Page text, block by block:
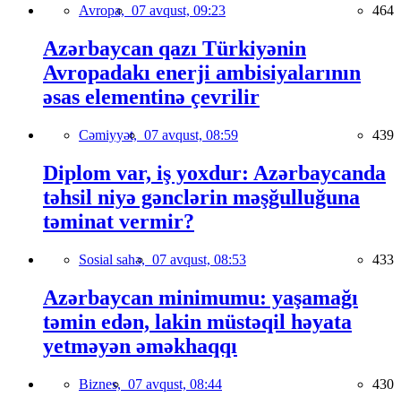
Avropa, 07 avqust, 09:23 464
Azərbaycan qazı Türkiyənin
Avropadakı enerji ambisiyalarının
əsas elementinə çevrilir
Cəmiyyət, 07 avqust, 08:59 439
Diplom var, iş yoxdur: Azərbaycanda
təhsil niyə gənclərin məşğulluğuna
təminat vermir?
Sosial sahə, 07 avqust, 08:53 433
Azərbaycan minimumu: yaşamağı
təmin edən, lakin müstəqil həyata
yetməyən əməkhaqqı
Biznes, 07 avqust, 08:44 430